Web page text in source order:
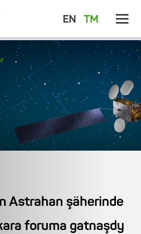
EN TM
Astrahan şäherinde
foruma gatnaşdy